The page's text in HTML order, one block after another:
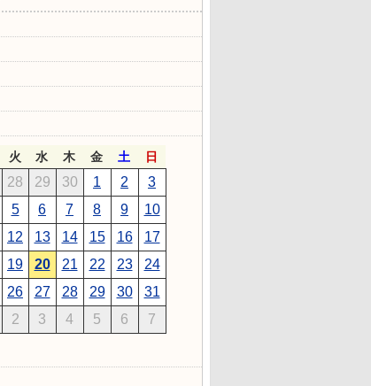
火 水 木 金 土 日
28 29 30 1 2
3
5 6 7 8 9
10
12 13 14 15 16
17
19 20 21 22 23
24
26 27 28 29 30
31
2 3 4 5 6 7